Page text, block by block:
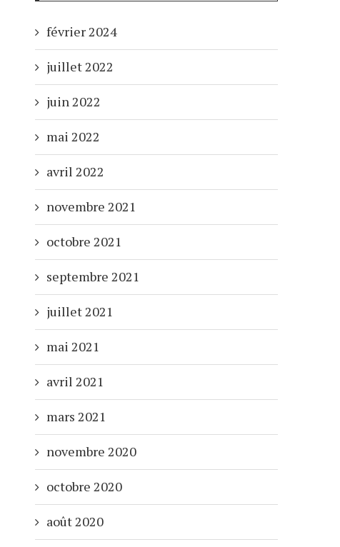
RECENT EMOTES
24 juillet 2021
RECENT EMOTES
février 2024
juillet 2022
juin 2022
mai 2022
avril 2022
novembre 2021
octobre 2021
septembre 2021
juillet 2021
mai 2021
avril 2021
mars 2021
novembre 2020
octobre 2020
août 2020